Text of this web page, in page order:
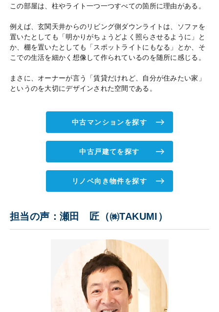
この部屋は、柱やライト一つ一つすべての箇所に理由がある。
例えば、玄関天井からのリビング側ダウンライトは、ソファを
置いたとしても「明かりがちょうどよく照らさせるように」と
か、棚を置いたとしても「スポットライトにもなる」とか、そ
こでの生活を細かく想像して作られているのを随所に感じる。
まさに、オーナーが言う「賃貸だけれど、自分が住みたい家」
というのを大切にデザインされた空間である。
中古マンションを探す
中古戸建てを探す
リノベ向き物件を探す
担当の声：瀬田 匠（㈱TAKUMI）